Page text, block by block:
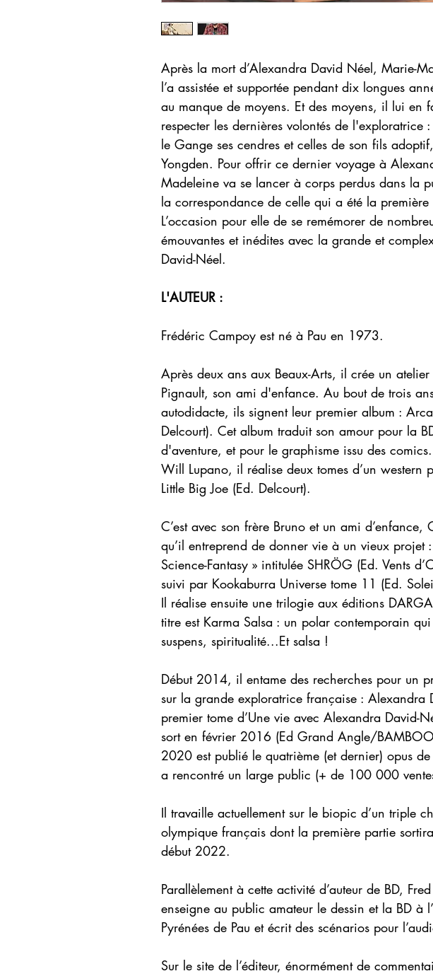
Après la mort d’Alexandra David Néel, Marie-
l’a assistée et supportée pendant dix longues
au manque de moyens. Et des moyens, il lui en
respecter les dernières volontés de l'exploratrice
le Gange ses cendres et celles de son fils
Yongden. Pour offrir ce dernier voyage à
Madeleine va se lancer à corps perdus dans la
la correspondance de celle qui a été la première
L’occasion pour elle de se remémorer de
émouvantes et inédites avec la grande et
David-Néel.
L'AUTEUR :
Frédéric Campoy est né à Pau en 1973.
Après deux ans aux Beaux-Arts, il crée un
Pignault, son ami d'enfance. Au bout de trois
autodidacte, ils signent leur premier album :
Delcourt). Cet album traduit son amour pour la
d'aventure, et pour le graphisme issu des
Will Lupano, il réalise deux tomes d’un western
Little Big Joe (Ed. Delcourt).
C’est avec son frère Bruno et un ami d’enfance,
qu’il entreprend de donner vie à un vieux projet
Science-Fantasy » intitulée SHRÖG (Ed. Vents
suivi par Kookaburra Universe tome 11 (Ed.
Il réalise ensuite une trilogie aux éditions
titre est Karma Salsa : un polar contemporain
suspens, spiritualité...Et salsa !
Début 2014, il entame des recherches pour un
sur la grande exploratrice française : Alexandra
premier tome d’Une vie avec Alexandra David-
sort en février 2016 (Ed Grand Angle/
2020 est publié le quatrième (et dernier) opus
a rencontré un large public (+ de 100 000
Il travaille actuellement sur le biopic d’un triple
olympique français dont la première partie
début 2022.
Parallèlement à cette activité d’auteur de BD,
enseigne au public amateur le dessin et la BD à
Pyrénées de Pau et écrit des scénarios pour
Sur le site de l’éditeur, énormément de